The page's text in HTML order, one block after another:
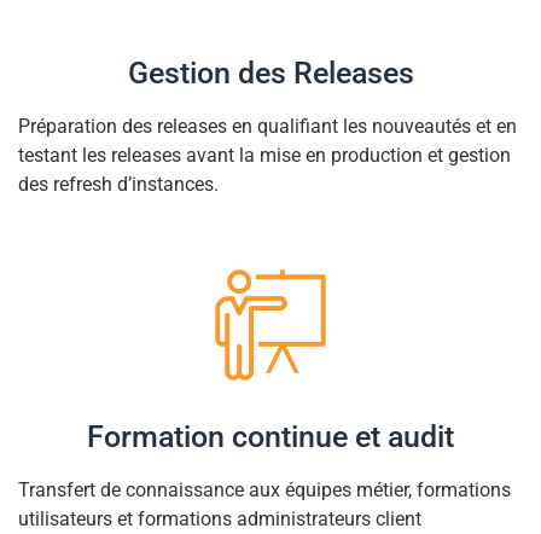
Gestion des Releases
Préparation des releases en qualifiant les nouveautés et en
testant les releases avant la mise en production et gestion
des refresh d’instances.
Formation continue et audit
Transfert de connaissance aux équipes métier, formations
utilisateurs et formations administrateurs client